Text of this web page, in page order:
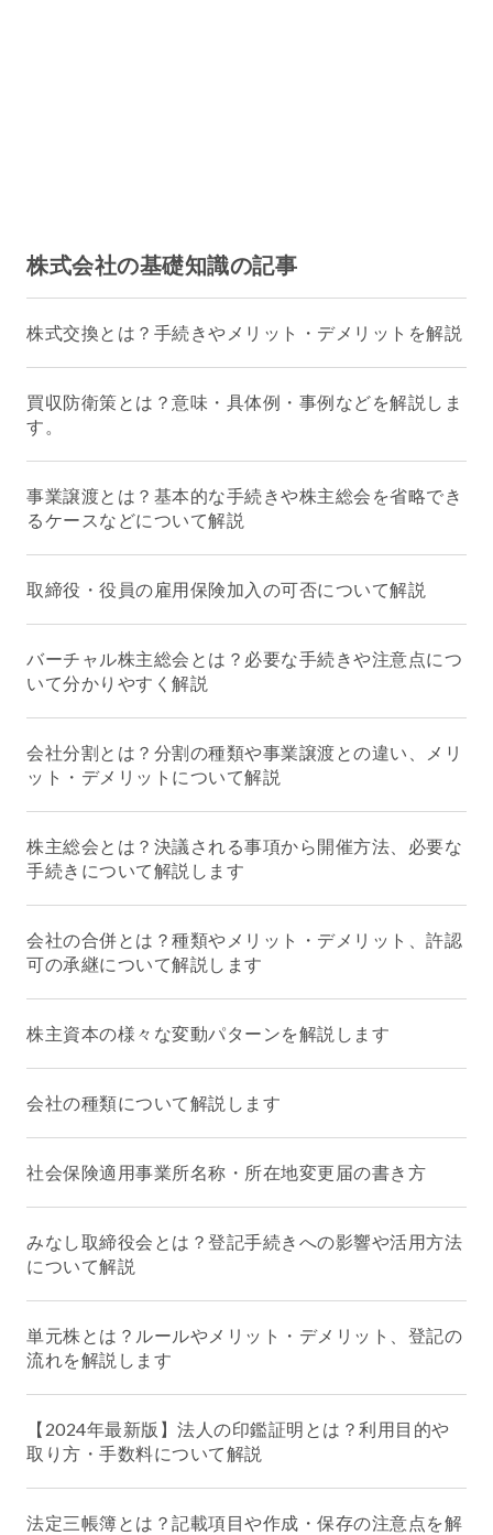
株式会社の基礎知識の記事
株式交換とは？手続きやメリット・デメリットを解説
買収防衛策とは？意味・具体例・事例などを解説しま
す。
事業譲渡とは？基本的な手続きや株主総会を省略でき
るケースなどについて解説
取締役・役員の雇用保険加入の可否について解説
バーチャル株主総会とは？必要な手続きや注意点につ
いて分かりやすく解説
会社分割とは？分割の種類や事業譲渡との違い、メリ
ット・デメリットについて解説
株主総会とは？決議される事項から開催方法、必要な
手続きについて解説します
会社の合併とは？種類やメリット・デメリット、許認
可の承継について解説します
株主資本の様々な変動パターンを解説します
会社の種類について解説します
社会保険適用事業所名称・所在地変更届の書き方
みなし取締役会とは？登記手続きへの影響や活用方法
について解説
単元株とは？ルールやメリット・デメリット、登記の
流れを解説します
【2024年最新版】法人の印鑑証明とは？利用目的や
取り方・手数料について解説
法定三帳簿とは？記載項目や作成・保存の注意点を解